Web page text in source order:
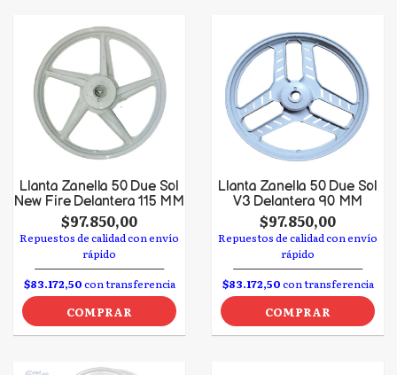
Llanta Zanella 50 Due Sol
New Fire Delantera 115 MM
$97.850,00
Repuestos de calidad con envío
rápido
$83.172,50con transferencia
COMPRAR
Llanta Zanella 50 Due Sol
V3 Delantera 90 MM
$97.850,00
Repuestos de calidad con envío
rápido
$83.172,50con transferencia
COMPRAR